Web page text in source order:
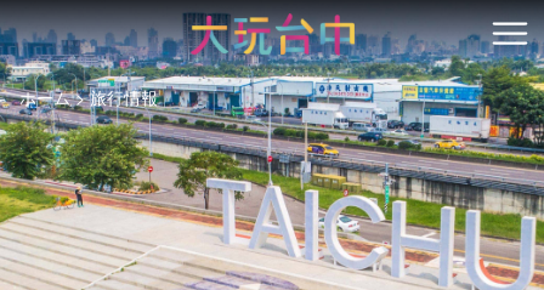
ア
ン
カ
ー
ポ
イ
ン
ト
に
移
開
ホーム 旅行情報